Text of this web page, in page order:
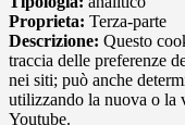
Proprieta: Terza-parte
Descrizione: Questo
traccia delle preferenze
nei siti; può anche
utilizzando la nuova o la
Youtube.